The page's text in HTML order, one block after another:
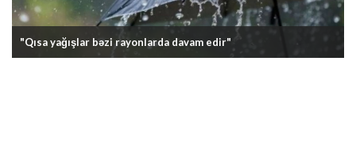
"Qısa yağışlar bəzi rayonlarda davam edir"